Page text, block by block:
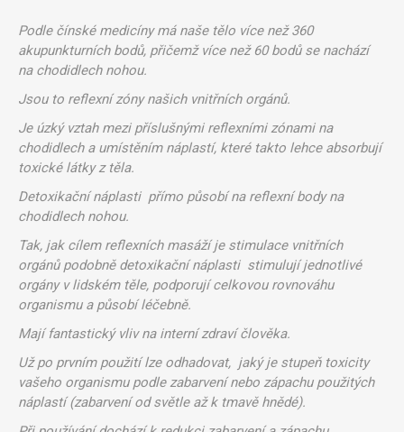
Podle čínské medicíny má naše tělo více než 360
akupunkturních bodů, přičemž více než 60 bodů se nachází
na chodidlech nohou.
Jsou to reflexní zóny našich vnitřních orgánů.
Je úzký vztah mezi příslušnými reflexními zónami na
chodidlech a umístěním náplastí, které takto lehce absorbují
toxické látky z těla.
Detoxikační náplasti přímo působí na reflexní body na
chodidlech nohou.
Tak, jak cílem reflexních masáží je stimulace vnitřních
orgánů podobně detoxikační náplasti stimulují jednotlivé
orgány v lidském těle, podporují celkovou rovnováhu
organismu a působí léčebně.
Mají fantastický vliv na interní zdraví člověka.
Už po prvním použití lze odhadovat, jaký je stupeň toxicity
vašeho organismu podle zabarvení nebo zápachu použitých
náplastí (zabarvení od světle až k tmavě hnědé).